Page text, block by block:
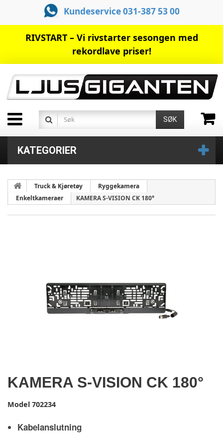
Kundeservice 031-387 53 00
RIVSTART – Vi rivstarter sesongen med
rekordlave priser!
SØK
KATEGORIER
Truck & Kjøretøy
Ryggekamera
Enkeltkameraer
KAMERA S-VISION CK 180°
KAMERA S-VISION CK 180°
Model 702234
Kabelanslutning